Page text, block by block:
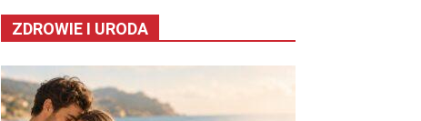
ZDROWIE I URODA